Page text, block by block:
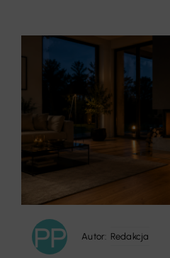
Autor: Redakcja